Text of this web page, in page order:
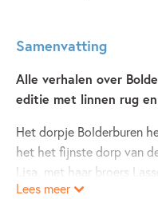
Samenvatting
Alle verhalen over
editie met linnen rug
Het dorpje Bolderburen
het het fijnste dorp van
Lisa, met haar broers
zusjes Anna en Britta en
Lees meer